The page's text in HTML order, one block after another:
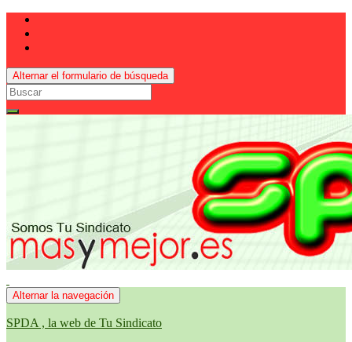
Alternar el formulario de búsqueda
Search
for:
Alternar la navegación
SPDA , la web de Tu Sindicato